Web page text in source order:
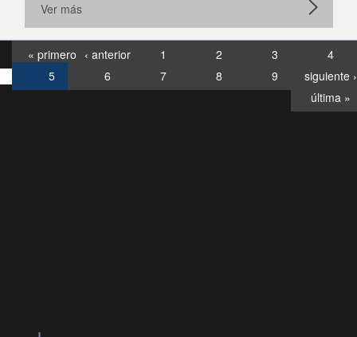
Ver más
« primero ‹ anterior 1 2 3
4
5
6 7 8 9
siguiente ›
última »